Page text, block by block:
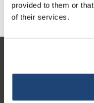
provided to them or
of their services.
Informatie
Contactgegevens